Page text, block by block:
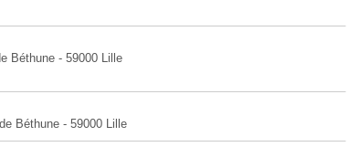
Béthune - 59000 Lille
Béthune - 59000 Lille